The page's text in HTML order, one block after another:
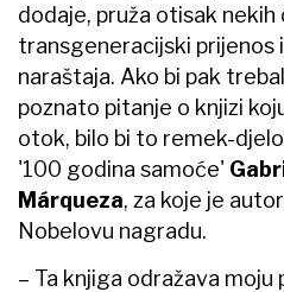
dodaje, pruža otisak nekih
transgeneracijski prijenos
naraštaja. Ako bi pak
poznato pitanje o knjizi
otok, bilo bi to remek-
'100 godina samoće'
Márqueza, za koje je
Nobelovu nagradu.
– Ta knjiga odražava